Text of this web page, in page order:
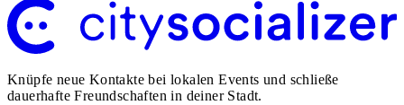
Knüpfe neue Kontakte bei lokalen Events und schließe
dauerhafte Freundschaften in deiner Stadt.